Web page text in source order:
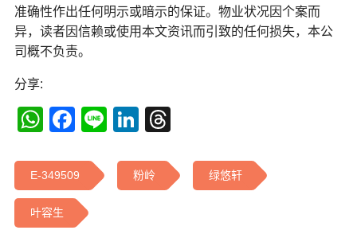
准确性作出任何明示或暗示的保证。物业状况因个案而
异，读者因信赖或使用本文资讯而引致的任何损失，本公
司概不负责。
分享:
WhatsApp
Facebook
LineLinkedIn
E-349509 粉岭 绿悠轩
叶容生